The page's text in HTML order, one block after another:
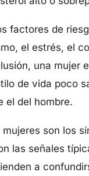
factores de
el estrés, el
una mujer
de vida poco
el del hombre.
son los
las señales
a